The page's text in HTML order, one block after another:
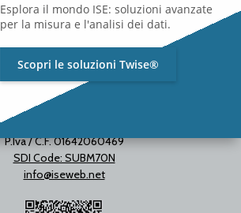
P.Iva / C.F. 01642060469
SDI Code: SUBM70N
info@iseweb.net
Esplora il mondo ISE: soluzioni avanzate
per la misura e l'analisi dei dati.
Scopri le soluzioni Twise®